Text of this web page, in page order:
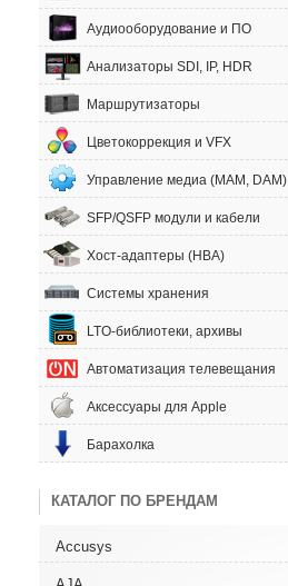
Аудиооборудование и ПО
Анализаторы SDI, IP, HDR
Маршрутизаторы
Цветокоррекция и VFX
Управление медиа (MAM, DAM)
SFP/QSFP модули и кабели
Хост-адаптеры (HBA)
Системы хранения
LTO-библиотеки, архивы
Автоматизация телевещания
Аксессуары для Apple
Барахолка
КАТАЛОГ ПО БРЕНДАМ
Accusys